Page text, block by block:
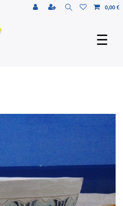
0,00 €
☰